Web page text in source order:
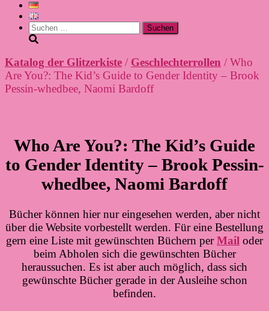
Suchen
nach:
Katalog der Glitzerkiste / Geschlechterrollen / Who
Are You?: The Kid’s Guide to Gender Identity – Brook
Pessin-whedbee, Naomi Bardoff
Who Are You?: The Kid’s Guide
to Gender Identity – Brook Pessin-
whedbee, Naomi Bardoff
Bücher können hier nur eingesehen werden, aber nicht
über die Website vorbestellt werden. Für eine Bestellung
gern eine Liste mit gewünschten Büchern perMail oder
beim Abholen sich die gewünschten Bücher
heraussuchen. Es ist aber auch möglich, dass sich
gewünschte Bücher gerade in der Ausleihe schon
befinden.